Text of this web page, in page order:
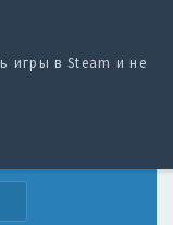
игры в Steam и не